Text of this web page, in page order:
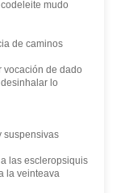
mudo
de caminos
vocación de dado
lo
suspensivas
las escleropsiquis
la veinteava